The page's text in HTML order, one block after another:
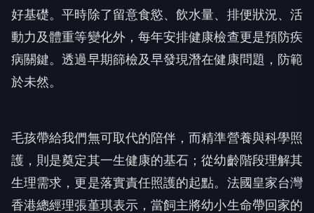
好基礎。平時除了留意食慾、飲水量、排便狀況、活
動力及體重等變化外，每年安排健康檢查更是預防疾
病關鍵。透過早期篩檢及早發現潛在健康問題，防範
於未然。
毛孩帶給我們無可取代的陪伴，而精準營養與科學照
護，則是奠定其一生健康的基石；從幼齡階段理解其
生理需求，更是落實責任照護的起點。法國皇家台灣
香港總經理張堇琪表示，當飼主將幼小生命帶回家的